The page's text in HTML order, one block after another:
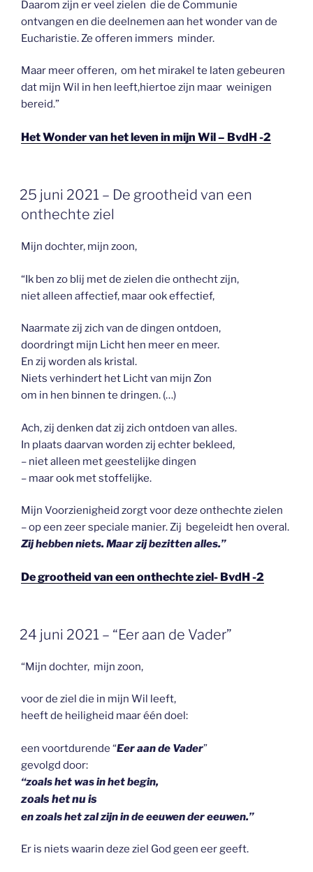
Daarom zijn er veel zielen die de Communie
ontvangen en die deelnemen aan het wonder van de
Eucharistie. Ze offeren immers minder.
Maar meer offeren, om het mirakel te laten gebeuren
dat mijn Wil in hen leeft,hiertoe zijn maar weinigen
bereid.”
Het Wonder van het leven in mijn Wil – BvdH -2
GEPLAATST
OP
25 juni 2021 – De grootheid van een
onthechte ziel
Mijn dochter, mijn zoon,
“Ik ben zo blij met de zielen die onthecht zijn,
niet alleen affectief, maar ook effectief,
Naarmate zij zich van de dingen ontdoen,
doordringt mijn Licht hen meer en meer.
En zij worden als kristal.
Niets verhindert het Licht van mijn Zon
om in hen binnen te dringen. (…)
Ach, zij denken dat zij zich ontdoen van alles.
In plaats daarvan worden zij echter bekleed,
– niet alleen met geestelijke dingen
– maar ook met stoffelijke.
Mijn Voorzienigheid zorgt voor deze onthechte zielen
– op een zeer speciale manier. Zij begeleidt hen overal.
Zij hebben niets. Maar zij bezitten alles.”
De grootheid van een onthechte ziel- BvdH -2
GEPLAATST
OP
24 juni 2021 – “Eer aan de Vader”
“Mijn dochter, mijn zoon,
voor de ziel die in mijn Wil leeft,
heeft de heiligheid maar één doel:
een voortdurende “Eer aan de Vader”
gevolgd door:
“zoals het was in het begin,
zoals het nu is
en zoals het zal zijn in de eeuwen der eeuwen.”
Er is niets waarin deze ziel God geen eer geeft.